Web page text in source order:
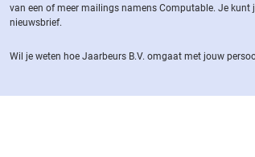
van een of meer mailings namens Computable. Je
nieuwsbrief.
Wil je weten hoe Jaarbeurs B.V. omgaat met jouw